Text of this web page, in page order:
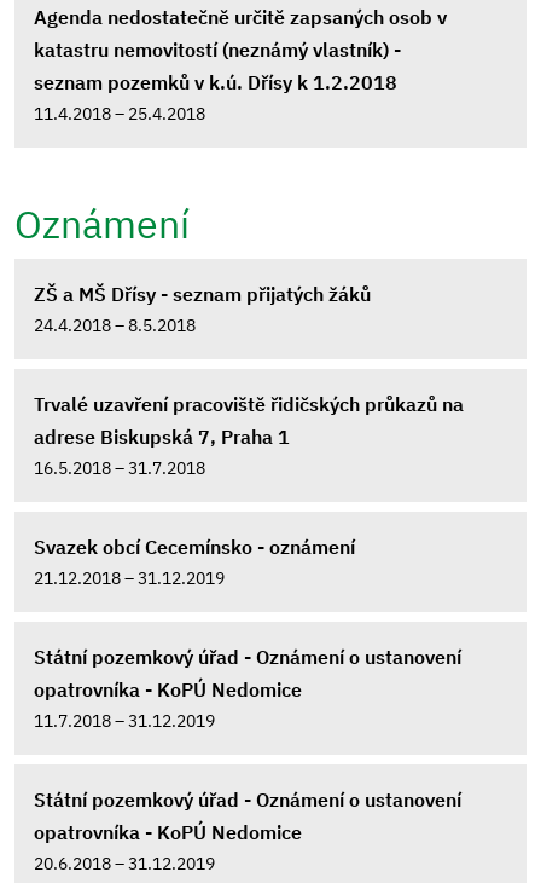
Agenda nedostatečně určitě zapsaných osob v
katastru nemovitostí (neznámý vlastník) -
seznam pozemků v k.ú. Dřísy k 1.2.2018
11.4.2018 – 25.4.2018
Oznámení
ZŠ a MŠ Dřísy - seznam přijatých žáků
24.4.2018 – 8.5.2018
Trvalé uzavření pracoviště řidičských průkazů na
adrese Biskupská 7, Praha 1
16.5.2018 – 31.7.2018
Svazek obcí Cecemínsko - oznámení
21.12.2018 – 31.12.2019
Státní pozemkový úřad - Oznámení o ustanovení
opatrovníka - KoPÚ Nedomice
11.7.2018 – 31.12.2019
Státní pozemkový úřad - Oznámení o ustanovení
opatrovníka - KoPÚ Nedomice
20.6.2018 – 31.12.2019